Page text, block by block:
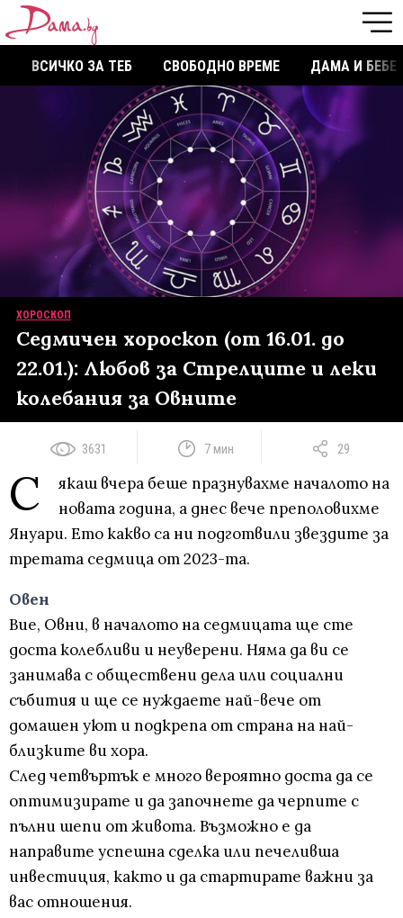
ВСИЧКО ЗА ТЕБ СВОБОДНО ВРЕМЕ ДАМА И БЕБЕ
ХОРОСКОП
Седмичен хороскоп (от 16.01. до
22.01.): Любов за Стрелците и леки
колебания за Овните
3631 7 мин 29
С
якаш вчера беше празнувахме началото на
новата година, а днес вече преполовихме
Януари. Ето какво са ни подготвили звездите за
третата седмица от 2023-та.
Овен
Вие, Овни, в началото на седмицата ще сте
доста колебливи и неуверени. Няма да ви се
занимава с обществени дела или социални
събития и ще се нуждаете най-вече от
домашен уют и подкрепа от страна на най-
близките ви хора.
След четвъртък е много вероятно доста да се
оптимизирате и да започнете да черпите с
пълни шепи от живота. Възможно е да
направите успешна сделка или печеливша
инвестиция, както и да стартирате важни за
вас отношения.